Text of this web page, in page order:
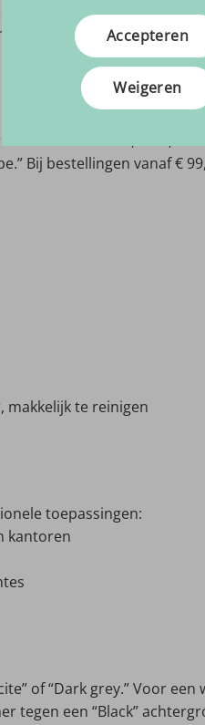
is 100% waterdicht, UV-
droge als vochtige
rolbreedte is 1,40 m,
Bij bestellingen vanaf
makkelijk te reinigen
toepassingen:
kantoren
of “Dark grey.” Voor
tegen een “Black”
Accepteren
Weigeren